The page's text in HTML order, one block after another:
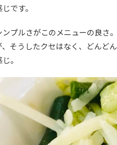
です。
プルさがこのメニューの良さ
そうしたクセはなく、どんど
。